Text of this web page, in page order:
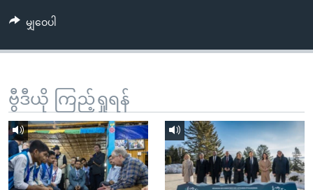
စာမျက်နှာ
ကျော်
ရန်
ရှာဖွေ
ရန်
နေရာ
သို့
ကျော်
ဗွီအိုအေ လူမှုကွန်ယက်များ
ဘာသာစကားများ
မျှဝေပါ
ဗွီဒီယို ကြည့်ရှုရန်